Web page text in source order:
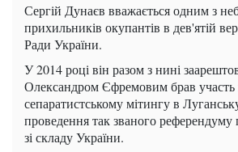
Сергій Дунаєв вважається одним з
прихильників окупантів в дев'ятій
Ради України.
У 2014 році він разом з нині
Олександром Єфремовим брав участь
сепаратистському мітингу в
проведення так званого референдуму
зі складу України.